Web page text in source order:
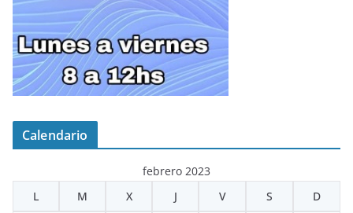
Calendario
febrero 2023
L
M X J V S D